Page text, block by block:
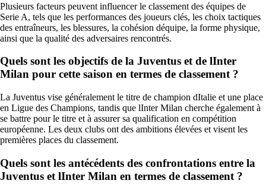
Plusieurs facteurs peuvent influencer le classement des équipes de
Serie A, tels que les performances des joueurs clés, les choix tactiques
des entraîneurs, les blessures, la cohésion déquipe, la forme physique,
ainsi que la qualité des adversaires rencontrés.
Quels sont les objectifs de la Juventus et de lInter
Milan pour cette saison en termes de classement ?
La Juventus vise généralement le titre de champion dItalie et une place
en Ligue des Champions, tandis que lInter Milan cherche également à
se battre pour le titre et à assurer sa qualification en compétition
européenne. Les deux clubs ont des ambitions élevées et visent les
premières places du classement.
Quels sont les antécédents des confrontations entre la
Juventus et lInter Milan en termes de classement ?